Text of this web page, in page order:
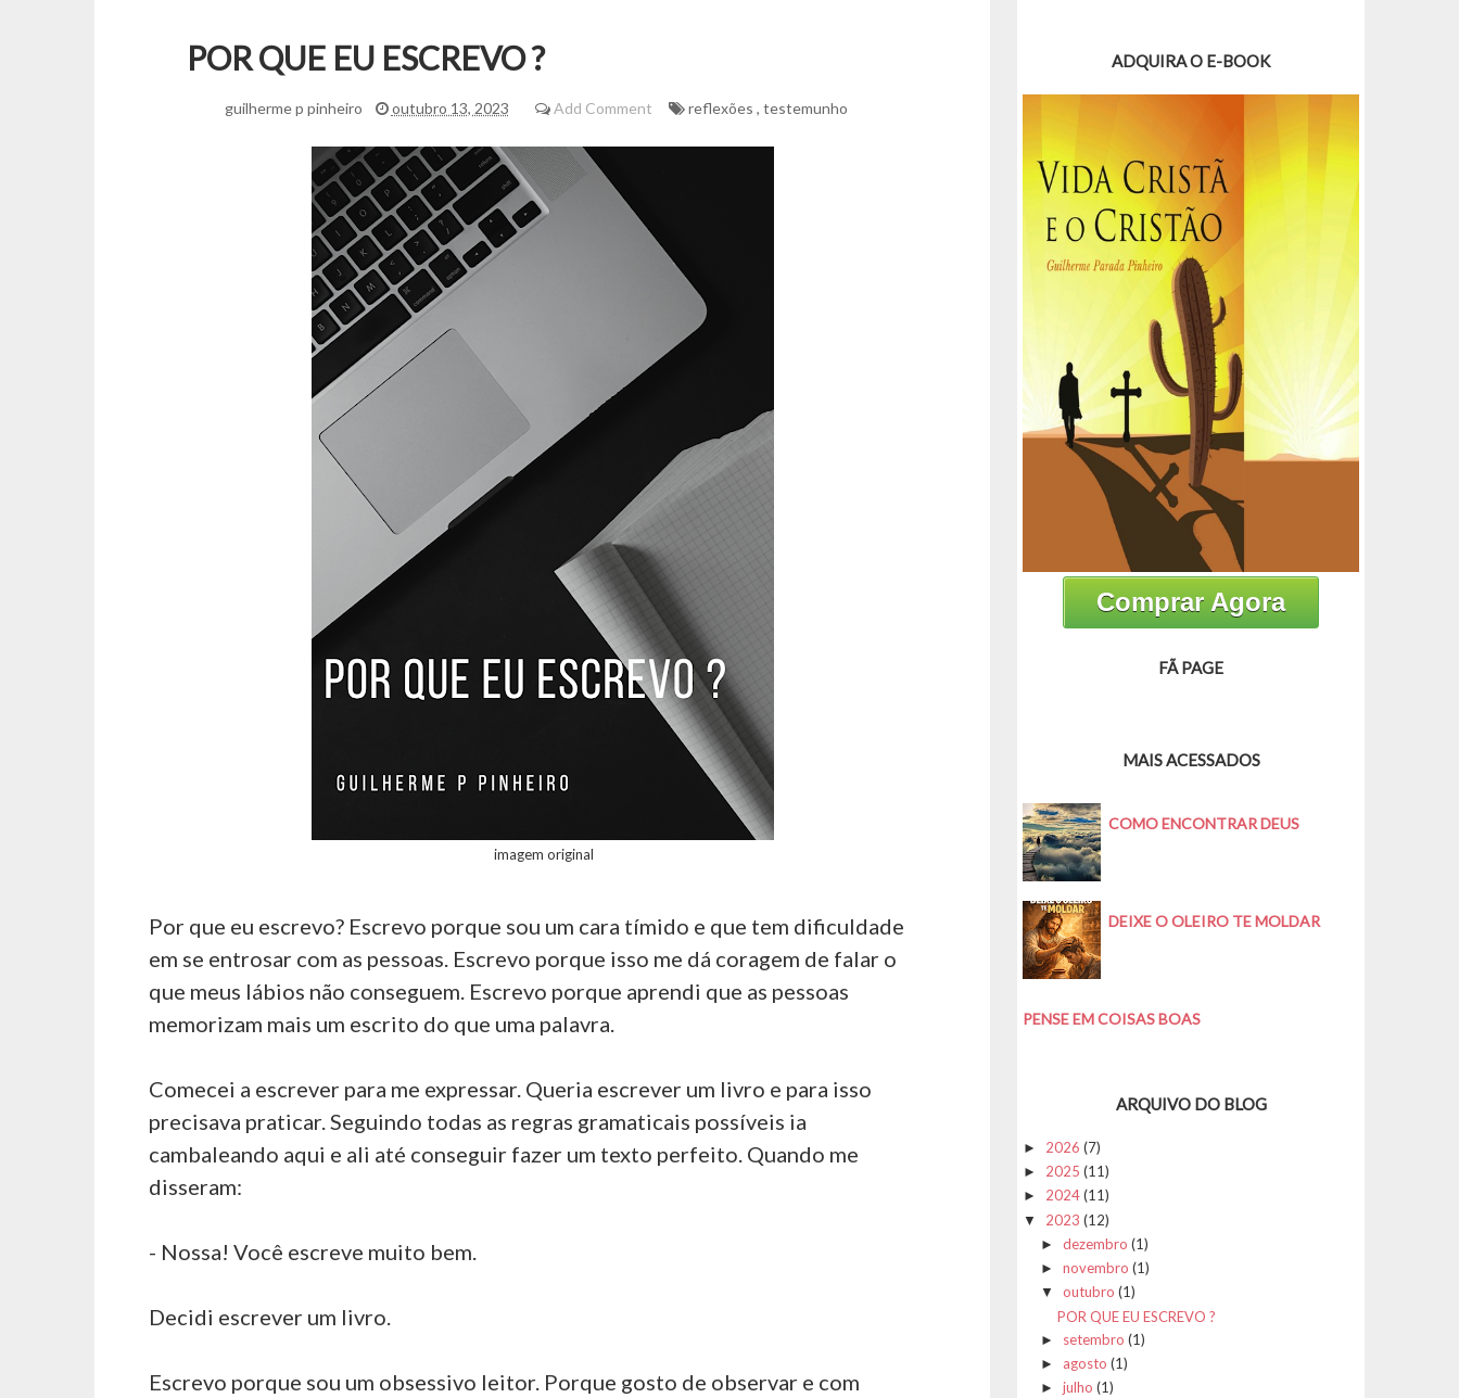
POR QUE EU ESCREVO ?
guilherme p pinheiro outubro 13, 2023 Add Comment reflexões , testemunho
imagem original
Por que eu escrevo? Escrevo porque sou um cara tímido e que tem dificuldade
em se entrosar com as pessoas. Escrevo porque isso me dá coragem de falar o
que meus lábios não conseguem. Escrevo porque aprendi que as pessoas
memorizam mais um escrito do que uma palavra.
Comecei a escrever para me expressar. Queria escrever um livro e para isso
precisava praticar. Seguindo todas as regras gramaticais possíveis ia
cambaleando aqui e ali até conseguir fazer um texto perfeito. Quando me
disseram:
- Nossa! Você escreve muito bem.
Decidi escrever um livro.
Escrevo porque sou um obsessivo leitor. Porque gosto de observar e com
ADQUIRA O E-BOOK
Comprar Agora
FÃ PAGE
MAIS ACESSADOS
COMO ENCONTRAR DEUS
DEIXE O OLEIRO TE MOLDAR
PENSE EM COISAS BOAS
ARQUIVO DO BLOG
► 2026 (7)
► 2025 (11)
► 2024(11)
▼ 2023 (12)
► dezembro (1)
► novembro (1)
▼ outubro (1)
POR QUE EU ESCREVO ?
► setembro (1)
► agosto (1)
► julho (1)